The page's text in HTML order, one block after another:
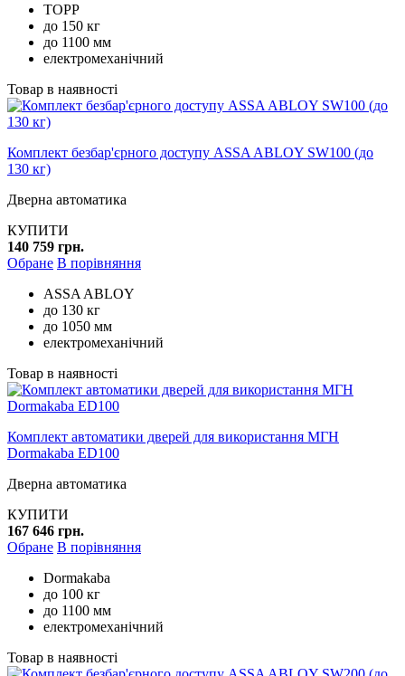
TOPP
до 150 кг
до 1100 мм
електромеханічний
Товар в наявності
Комплект безбар'єрного доступу ASSA ABLOY SW100 (до
130 кг)
Дверна автоматика
КУПИТИ
140 759 грн.
Обране В порівняння
ASSA ABLOY
до 130 кг
до 1050 мм
електромеханічний
Товар в наявності
Комплект автоматики дверей для використання МГН
Dormakaba ED100
Дверна автоматика
КУПИТИ
167 646 грн.
Обране В порівняння
Dormakaba
до 100 кг
до 1100 мм
електромеханічний
Товар в наявності